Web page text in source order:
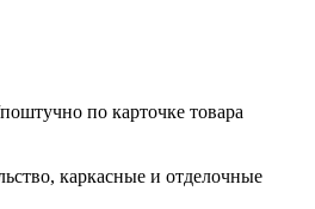
по карточке товара
каркасные и отделочные